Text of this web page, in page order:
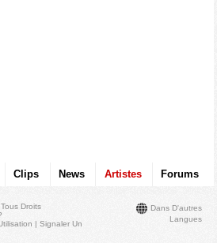
Clips News Artistes Forums
Dans D'autres
Langues
Tous Droits
|Signaler Un